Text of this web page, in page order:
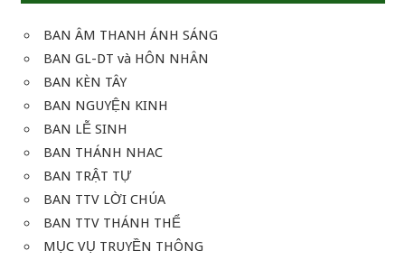
BAN ÂM THANH ÁNH SÁNG
BAN GL-DT và HÔN NHÂN
BAN KÈN TÂY
BAN NGUYỆN KINH
BAN LỄ SINH
BAN THÁNH NHAC
BAN TRẬT TỰ
BAN TTV LỜI CHÚA
BAN TTV THÁNH THỂ
MỤC VỤ TRUYỀN THÔNG